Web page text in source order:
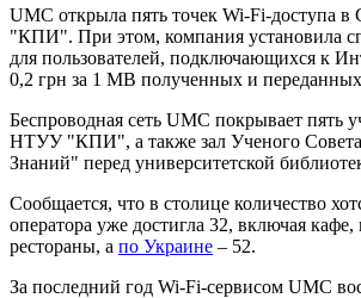
UMC открыла пять точек Wi-Fi-доступа
"КПИ". При этом, компания установила
для пользователей, подключающихся к
0,2 грн за 1 MB полученных и
Беспроводная cеть UMC покрывает пять
НТУУ "КПИ", а также зал Ученого
Знаний" перед университетской
Сообщается, что в столице количество
оператора уже достигла 32, включая кафе,
рестораны, а по Украине – 52.
За последний год Wi-Fi-сервисом UMC